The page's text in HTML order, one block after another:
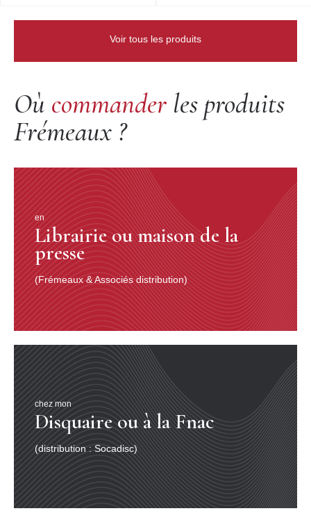
Voir tous les produits
Où commander les produits
Frémeaux ?
en
Librairie ou maison de la
presse
(Frémeaux & Associés distribution)
chez mon
Disquaire ou à la Fnac
(distribution : Socadisc)